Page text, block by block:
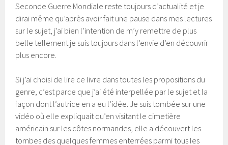
Seconde Guerre Mondiale reste toujours d’actualité et je
dirai même qu’après avoir fait une pause dans mes lectures
sur le sujet, j’ai bien l’intention de m’y remettre de plus
belle tellement je suis toujours dans l’envie d’en découvrir
plus encore.
Si j’ai choisi de lire ce livre dans toutes les propositions du
genre, c’est parce que j’ai été interpellée par le sujet et la
façon dont l’autrice en a eu l’idée. Je suis tombée sur une
vidéo où elle expliquait qu’en visitant le cimetière
américain sur les côtes normandes, elle a découvert les
tombes des quelques femmes enterrées parmi tous les